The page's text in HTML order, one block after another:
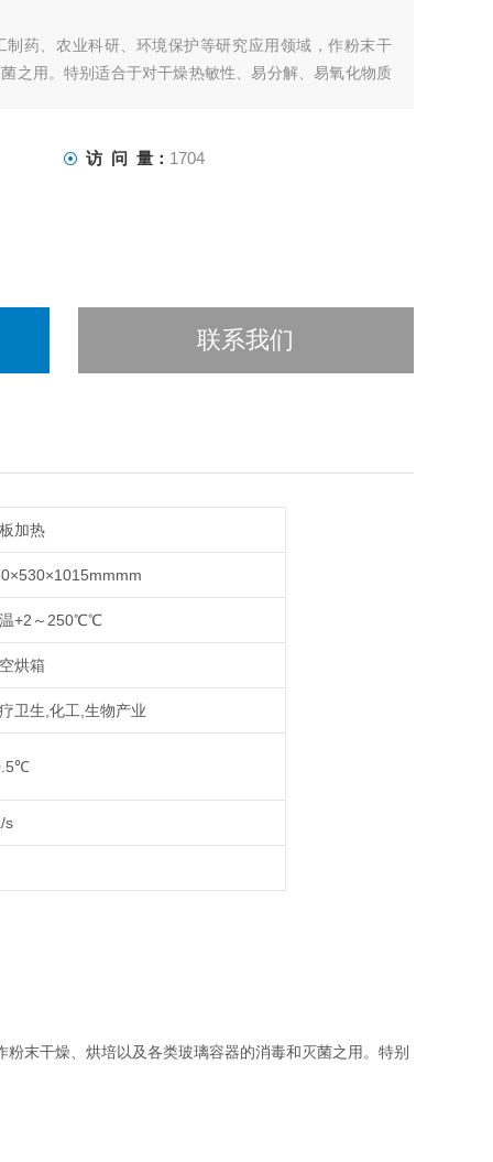
药、农业科研、环境保护等研究应用领域，作粉末干
之用。特别适合于对干燥热敏性、易分解、易氧化物质
访 问 量： 1704
联系我们
加热
+2～250℃℃
烘箱
卫生,化工,生物产业
s
末干燥、烘培以及各类玻璃容器的消毒和灭菌之用。特别